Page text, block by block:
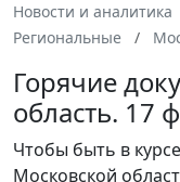
Новости и аналитика
Региональные
Горячие
область. 17
Чтобы быть в
Московской